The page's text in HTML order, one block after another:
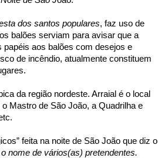
dos santos populares, faz uso de
balões serviam para avisar que a
aos balões com desejos e
de incêndio, atualmente constituem
da região nordeste. Arraial é o local
Mastro de São João, a Quadrilha e
feita na noite de São João que diz o
nome de vários(as) pretendentes.